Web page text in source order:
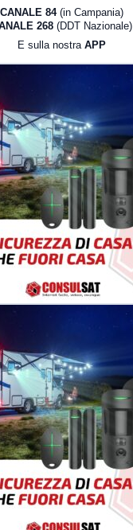
CANALE 84 (in Campania)
268 (DDT Nazionale)
E sulla nostra APP